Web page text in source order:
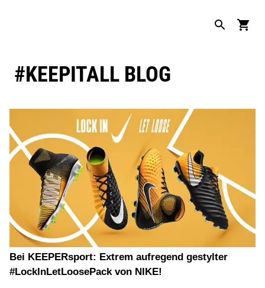
#KEEPITALL BLOG
Bei KEEPERsport: Extrem aufregend gestylter
#LockInLetLoosePack von NIKE!